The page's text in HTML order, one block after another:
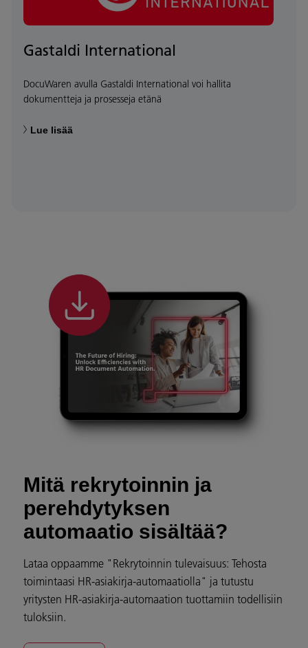
Gastaldi International
DocuWaren avulla Gastaldi International voi hallita
dokumentteja ja prosesseja etänä
Lue lisää
Mitä rekrytoinnin ja
perehdytyksen
automaatio sisältää?
Lataa oppaamme "Rekrytoinnin tulevaisuus: Tehosta
toimintaasi HR-asiakirja-automaatiolla" ja tutustu
yritysten HR-asiakirja-automaation tuottamiin todellisiin
tuloksiin.